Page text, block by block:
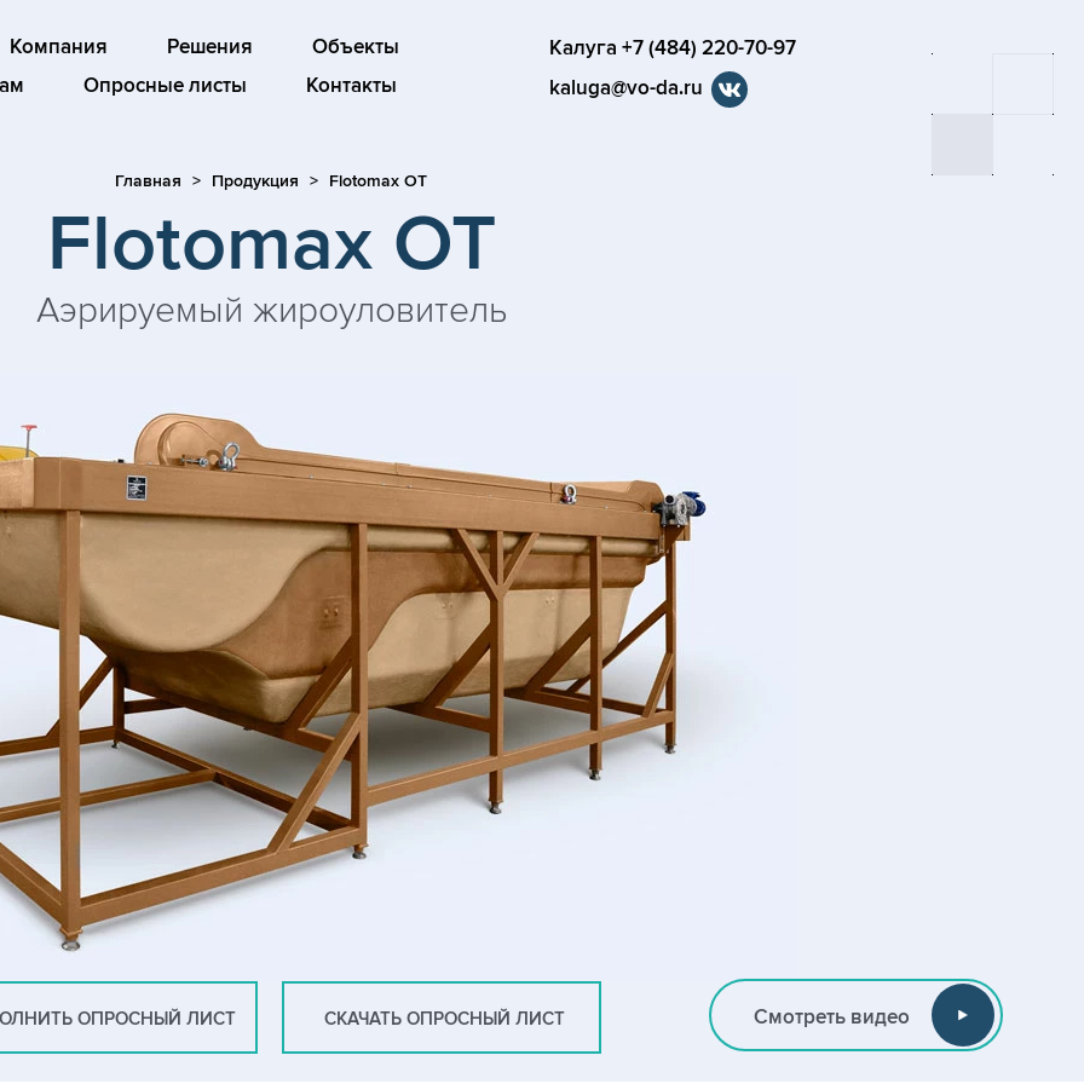
Компания Решения
Объекты
Опросные листы Контакты
Калуга +7 (484) 220-70-97
kaluga@vo-da.ru
Главная Продукция Flotomax OT
Flotomax OT
Аэрируемый жироуловитель
ОПРОСНЫЙ ЛИСТ СКАЧАТЬ ОПРОСНЫЙ ЛИСТ Смотреть видео